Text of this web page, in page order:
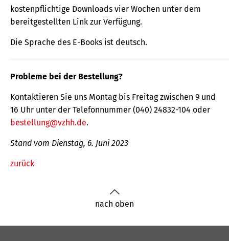
kostenpflichtige Downloads vier Wochen unter dem
bereitgestellten Link zur Verfügung.
Die Sprache des E-Books ist deutsch.
Probleme bei der Bestellung?
Kontaktieren Sie uns Montag bis Freitag zwischen 9 und
16 Uhr unter der Telefonnummer (040) 24832-104 oder
bestellung@vzhh.de.
Stand vom Dienstag, 6. Juni 2023
zurück
nach oben